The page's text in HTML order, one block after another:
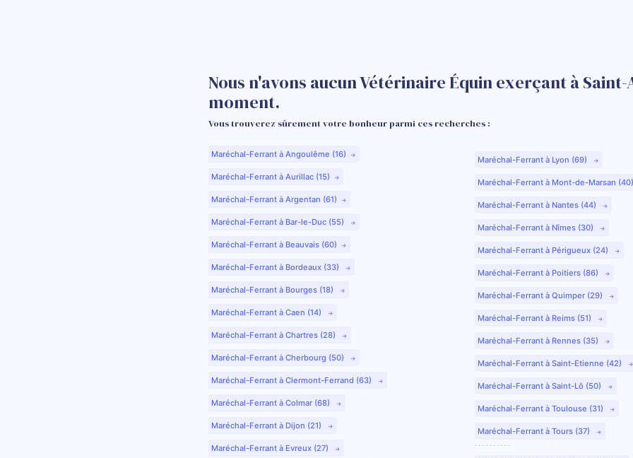
Nous n'avons aucun Vétérinaire Équin exerçant à
moment.
Vous trouverez sûrement votre bonheur parmi ces recherches :
Maréchal-Ferrant à Angoulême (16)
Maréchal-Ferrant à Aurillac (15)
Maréchal-Ferrant à Argentan (61)
Maréchal-Ferrant à Bar-le-Duc (55)
Maréchal-Ferrant à Beauvais (60)
Maréchal-Ferrant à Bordeaux (33)
Maréchal-Ferrant à Bourges (18)
Maréchal-Ferrant à Caen (14)
Maréchal-Ferrant à Chartres (28)
Maréchal-Ferrant à Cherbourg (50)
Maréchal-Ferrant à Clermont-Ferrand (63)
Maréchal-Ferrant à Colmar (68)
Maréchal-Ferrant à Dijon (21)
Maréchal-Ferrant à Evreux (27)
Maréchal-Ferrant à Lyon (69)
Maréchal-Ferrant à Mont-de-Marsan
Maréchal-Ferrant à Nantes (44)
Maréchal-Ferrant à Nîmes (30)
Maréchal-Ferrant à Périgueux (24)
Maréchal-Ferrant à Poitiers (86)
Maréchal-Ferrant à Quimper (29)
Maréchal-Ferrant à Reims (51)
Maréchal-Ferrant à Rennes (35)
Maréchal-Ferrant à Saint-Etienne (42)
Maréchal-Ferrant à Saint-Lô (50)
Maréchal-Ferrant à Toulouse (31)
Maréchal-Ferrant à Tours (37)